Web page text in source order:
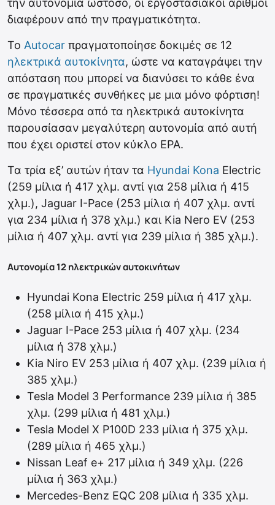
την αυτονομία ωστόσο, οι εργοστασιακοί αριθμοί
διαφέρουν από την πραγματικότητα.
Το Autocar πραγματοποίησε δοκιμές σε 12
ηλεκτρικά αυτοκίνητα, ώστε να καταγράψει την
απόσταση που μπορεί να διανύσει το κάθε ένα
σε πραγματικές συνθήκες με μια μόνο φόρτιση!
Μόνο τέσσερα από τα ηλεκτρικά αυτοκίνητα
παρουσίασαν μεγαλύτερη αυτονομία από αυτή
που έχει οριστεί στον κύκλο EPA.
Τα τρία εξ’ αυτών ήταν τα Hyundai Kona Electric
(259 μίλια ή 417 χλμ. αντί για 258 μίλια ή 415
χλμ.), Jaguar I-Pace (253 μίλια ή 407 χλμ. αντί
για 234 μίλια ή 378 χλμ.) και Kia Nero EV (253
μίλια ή 407 χλμ. αντί για 239 μίλια ή 385 χλμ.).
Αυτονομία 12 ηλεκτρικών αυτοκινήτων
Hyundai Kona Electric 259 μίλια ή 417 χλμ.
(258 μίλια ή 415 χλμ.)
Jaguar I-Pace 253 μίλια ή 407 χλμ. (234
μίλια ή 378 χλμ.)
Kia Niro EV 253 μίλια ή 407 χλμ. (239 μίλια ή
385 χλμ.)
Tesla Model 3 Performance 239 μίλια ή 385
χλμ. (299 μίλια ή 481 χλμ.)
Tesla Model X P100D 233 μίλια ή 375 χλμ.
(289 μίλια ή 465 χλμ.)
Nissan Leaf e+ 217 μίλια ή 349 χλμ. (226
μίλια ή 363 χλμ.)
Mercedes-Benz EQC 208 μίλια ή 335 χλμ.